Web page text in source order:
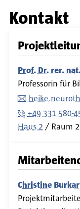
Kontakt
Prof. Dr. rer.
Professorin für
+49 331 580-
Haus 2
Raum
Christine